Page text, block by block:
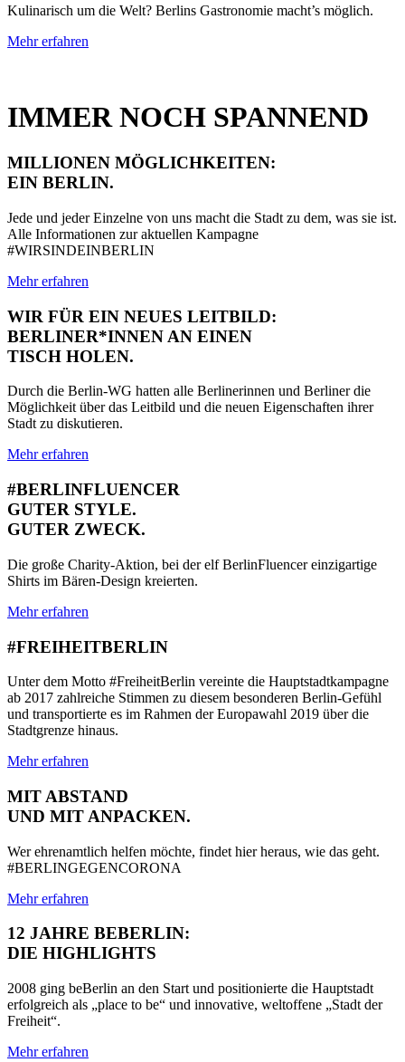
Kulinarisch um die Welt? Berlins Gastronomie macht’s möglich.
Mehr erfahren
IMMER NOCH SPANNEND
MILLIONEN MÖGLICHKEITEN:
EIN BERLIN.
Jede und jeder Einzelne von uns macht die Stadt zu dem, was sie ist.
Alle Informationen zur aktuellen Kampagne
#WIRSINDEINBERLIN
Mehr erfahren
WIR FÜR EIN NEUES LEITBILD:
BERLINER*INNEN AN EINEN
TISCH HOLEN.
Durch die Berlin-WG hatten alle Berlinerinnen und Berliner die
Möglichkeit über das Leitbild und die neuen Eigenschaften ihrer
Stadt zu diskutieren.
Mehr erfahren
#BERLINFLUENCER
GUTER STYLE.
GUTER ZWECK.
Die große Charity-Aktion, bei der elf BerlinFluencer einzigartige
Shirts im Bären-Design kreierten.
Mehr erfahren
#FREIHEITBERLIN
Unter dem Motto #FreiheitBerlin vereinte die Hauptstadtkampagne
ab 2017 zahlreiche Stimmen zu diesem besonderen Berlin-Gefühl
und transportierte es im Rahmen der Europawahl 2019 über die
Stadtgrenze hinaus.
Mehr erfahren
MIT ABSTAND
UND MIT ANPACKEN.
Wer ehrenamtlich helfen möchte, findet hier heraus, wie das geht.
#BERLINGEGENCORONA
Mehr erfahren
12 JAHRE BEBERLIN:
DIE HIGHLIGHTS
2008 ging beBerlin an den Start und positionierte die Hauptstadt
erfolgreich als „place to be“ und innovative, weltoffene „Stadt der
Freiheit“.
Mehr erfahren